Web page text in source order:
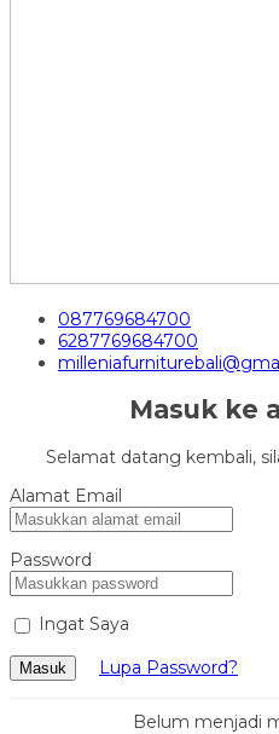
087769684700
6287769684700
Masuk ke
Selamat datang kembali,
Alamat Email
Password
Ingat Saya
Masuk Lupa Password?
Belum menjadi